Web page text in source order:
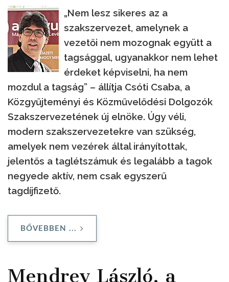
„Nem lesz sikeres az a
szakszervezet, amelynek a
vezetői nem mozognak együtt a
tagsággal, ugyanakkor nem lehet
érdeket képviselni, ha nem
mozdul a tagság” – állítja Csóti Csaba, a
Közgyűjteményi és Közművelődési Dolgozók
Szakszervezetének új elnöke. Úgy véli,
modern szakszervezetekre van szükség,
amelyek nem vezérek által irányítottak,
jelentős a taglétszámuk és legalább a tagok
negyede aktív, nem csak egyszerű
tagdíjfizető.
BŐVEBBEN ...
Mendrey László, a